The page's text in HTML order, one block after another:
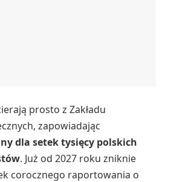
prosto z Zakładu
zapowiadając
dla setek tysięcy polskich
. Już od 2027 roku zniknie
corocznego raportowania o